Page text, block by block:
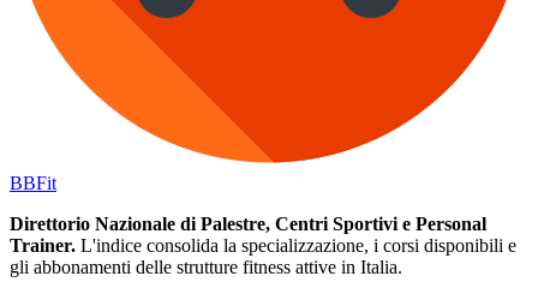
BBFit
Direttorio Nazionale di Palestre, Centri Sportivi e Personal
Trainer. L'indice consolida la specializzazione, i corsi disponibili e
gli abbonamenti delle strutture fitness attive in Italia.